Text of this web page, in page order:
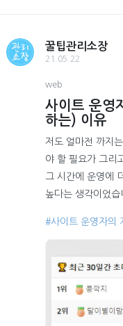
꿀팁관리소장
21.05.22
web
사이트 운영
하는) 이유
저도 얼마전 까지
야 할 필요가 그리
그 시간에 운영에
높다는 생각이었습
#사이트 운영자의